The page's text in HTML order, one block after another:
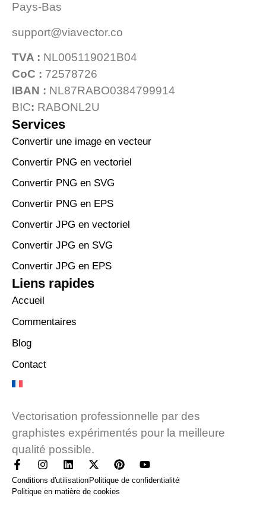
Vectorisation professionnelle par des
graphistes expérimentés pour la meilleure
qualité possible.
Conditions d'utilisation Politique de confidentialité
Politique en matière de cookies
Services
Convertir une image en vecteur
Convertir PNG en vectoriel
Convertir PNG en SVG
Convertir PNG en EPS
Convertir JPG en vectoriel
Convertir JPG en SVG
Convertir JPG en EPS
Liens rapides
Accueil
Commentaires
Blog
Contact
Pays-Bas
support@viavector.co
TVA : NL005119021B04
CoC : 72578726
IBAN : NL87RABO0384799914
BIC: RABONL2U